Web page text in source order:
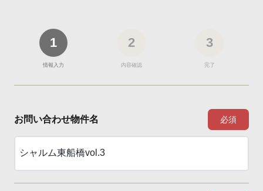
1
情報入力
2
内容確認
3
完了
お問い合わせ物件名 必須